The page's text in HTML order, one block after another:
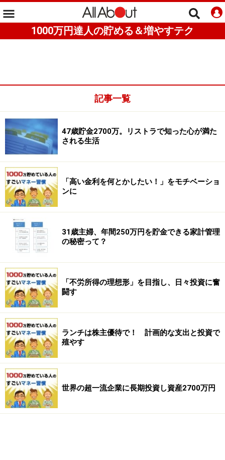
1000万円達人の貯める＆増やすテク
記事一覧
47歳貯金2700万。リストラで知った心が満た
される生活
「高い金利を何とかしたい！」をモチベーショ
ンに
31歳主婦、年間250万円を貯金できる家計管理
の秘密って？
「不労所得の理想形」を目指し、日々投資に奮
闘す
ランチは株主優待で！ 計画的な支出と投資で
殖やす
世界の超一流企業に長期投資し資産2700万円